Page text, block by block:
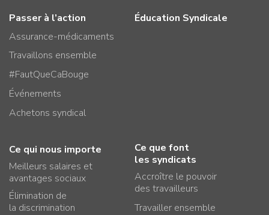
Passer à l’action
Assurance-médicaments
Travaillons ensemble
#FautQueCaBouge
Événements
Achetons syndical
Éducation Syndicale
Ce qui nous importe
Meilleurs salaires et
avantages sociaux
Élimination de
la discrimination
Ce que font
les syndicats
Accroître le pouvoir
des travailleurs
Travailler ensemble